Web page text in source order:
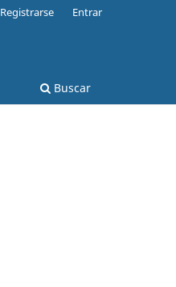
Buscar
Registrarse Entrar